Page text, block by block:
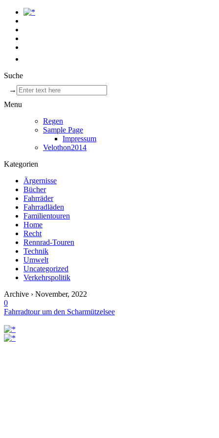
Suche
→
Menu
Regen
Sample Page
Impressum
Velothon2014
Kategorien
Ärgernisse
Bücher
Fahrräder
Fahrradläden
Familientouren
Home
Recht
Rennrad-Touren
Technik
Umwelt
Uncategorized
Verkehrspolitik
Archive › November, 2022
0
Fahrradtour um den Scharmützelsee